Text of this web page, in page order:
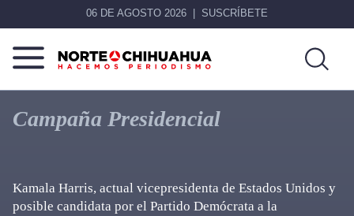
06 DE AGOSTO 2026 SUSCRÍBETE
Norte
Chihuahua
Más
que
noticias,
Campaña Presidencial
Kamala Harris, actual vicepresidenta de Estados Unidos y
posible candidata por el Partido Demócrata a la